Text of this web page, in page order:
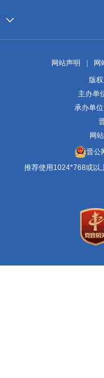
网站声明
网
版
主办单
承办单
网
晋公
推荐使用1024*768或以